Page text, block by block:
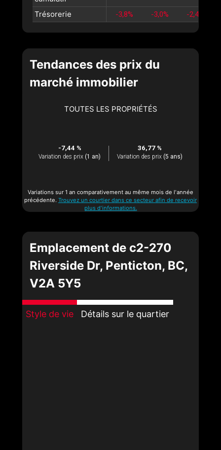
Trésorerie
-3,8% -3,0% -2,4%
Tendances des prix du
marché immobilier
TOUTES LES PROPRIÉTÉS
-7,44 %
Variation des prix (1 an)
36,77 %
Variation des prix (5 ans)
Variations sur 1 an comparativement au même mois de l'année
précédente. Trouvez un courtier dans ce secteur afin de recevoir
plus d'informations.
Emplacement de c2-270
Riverside Dr, Penticton, BC,
V2A 5Y5
Style de vie Détails sur le quartier